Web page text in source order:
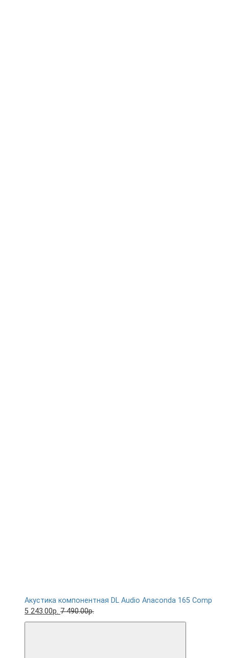
Акустика компонентная DL Audio Anaconda 165 Comp
5 243.00р. 7 490.00р.